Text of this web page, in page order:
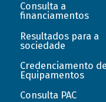
Consulta a
financiamentos
Resultados para a
sociedade
Credenciamento de
Equipamentos
Consulta PAC